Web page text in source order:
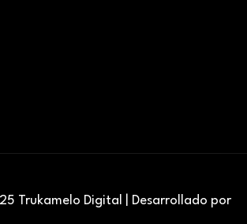
Trukamelo Digital | Desarrollado por